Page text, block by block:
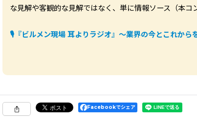
な見解や客観的な見解ではなく、単に情報ソース（本コ
🎙️ 『ビルメン現場 耳よりラジオ』～業界の今とこれから
Facebookでシェア